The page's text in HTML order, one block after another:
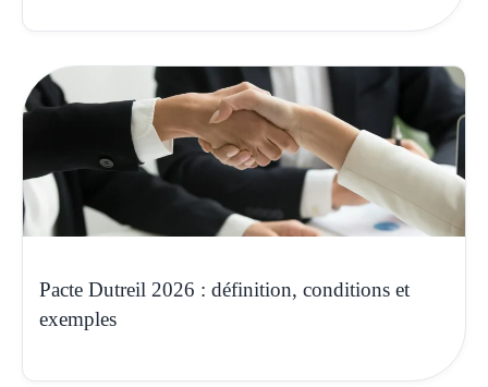
Pacte Dutreil 2026 : définition, conditions et
exemples